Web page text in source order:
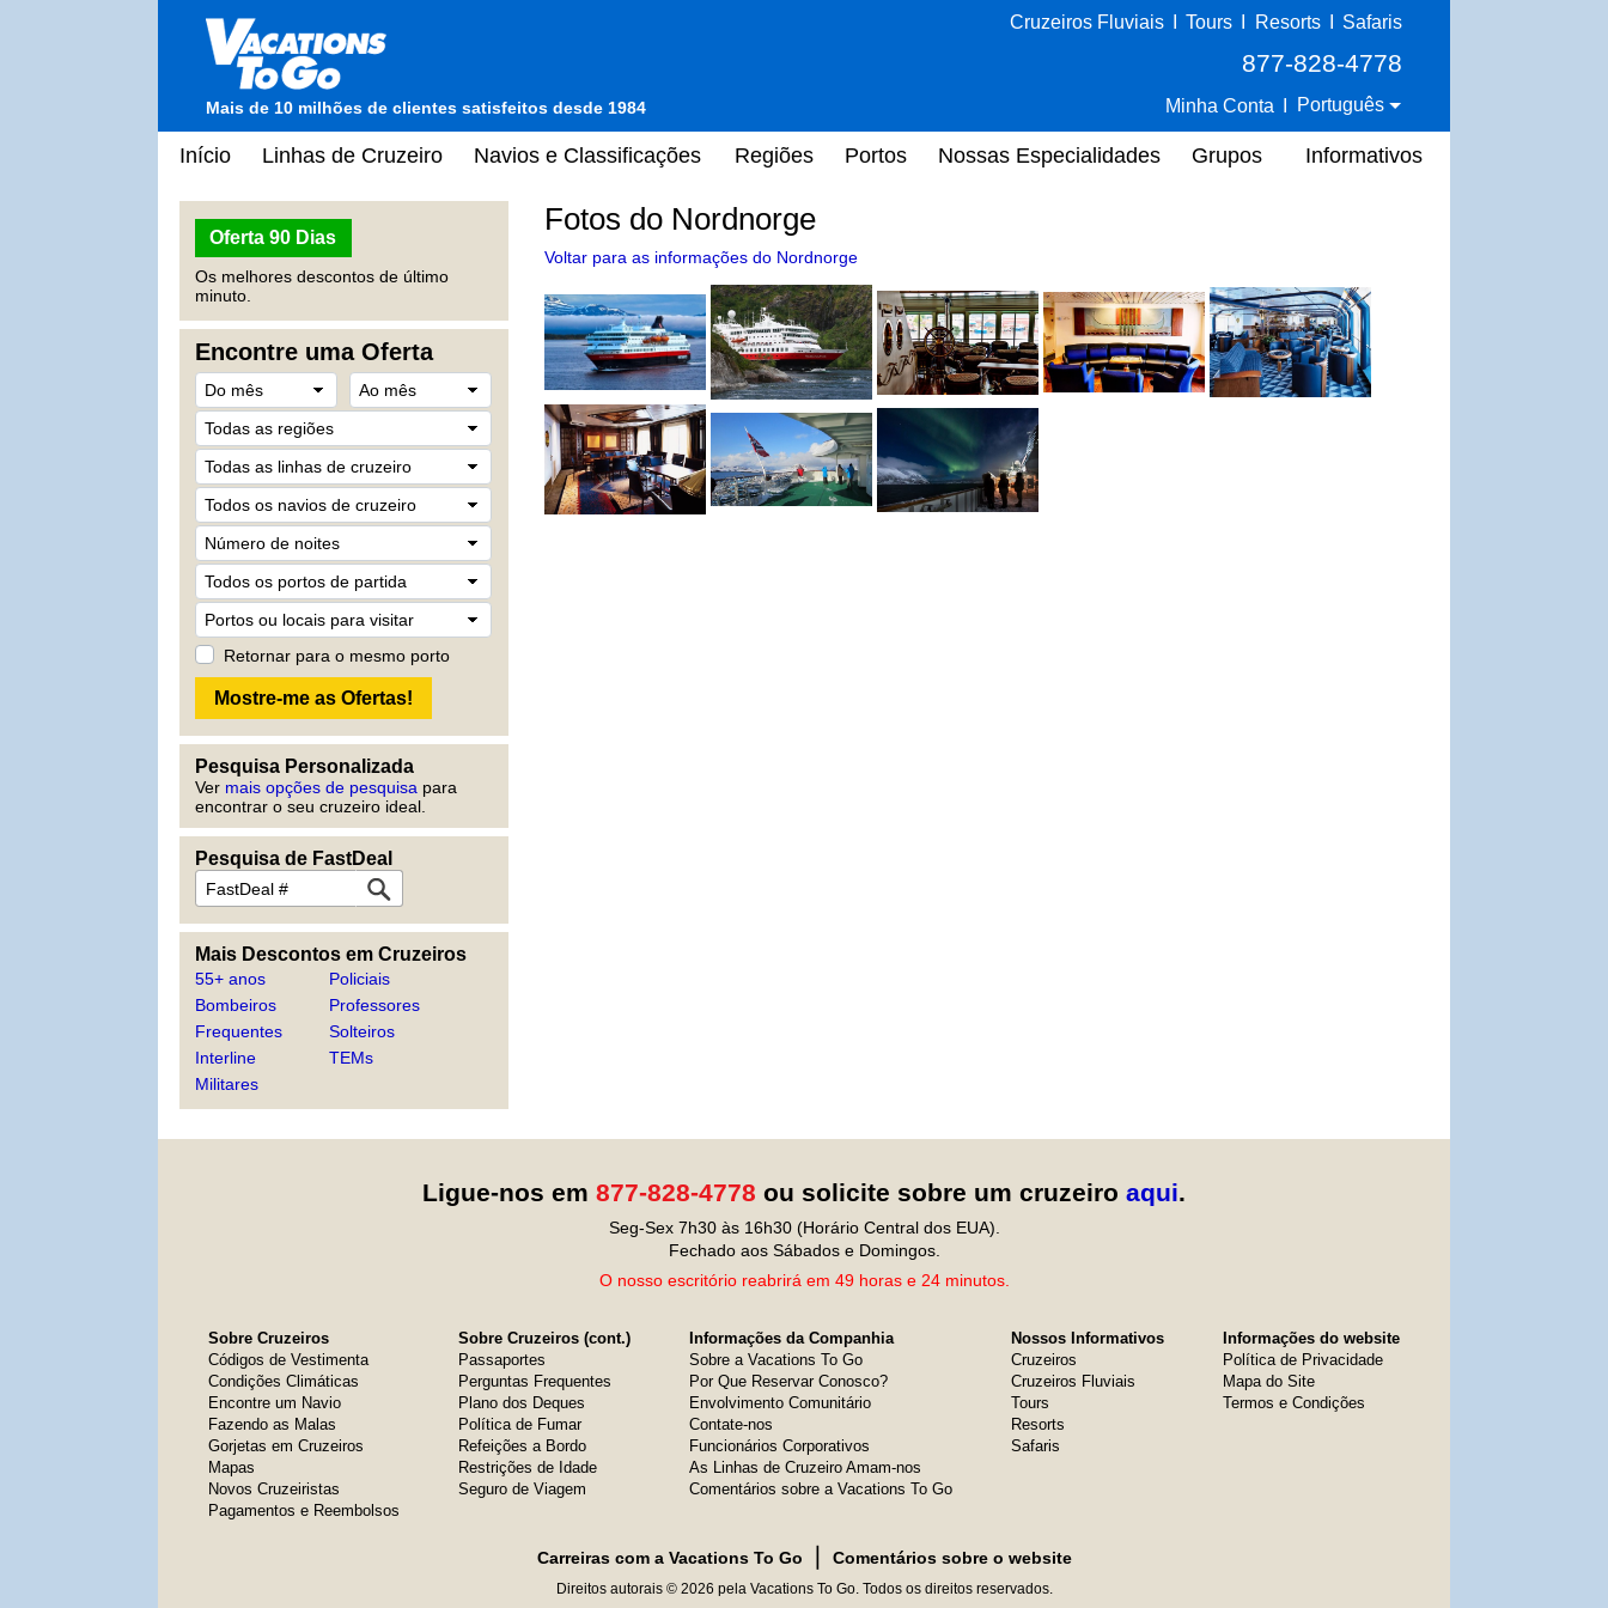
Mais de 10 milhões de clientes satisfeitos desde 1984
Cruzeiros Fluviais Tours Resorts Safaris
877-828-4778
Minha Conta Português
Início Linhas de Cruzeiro Navios e Classificações Regiões Portos Nossas Especialidades Grupos Informativos
Oferta 90 Dias
Os melhores descontos de último
minuto.
Encontre uma Oferta
Retornar para o mesmo porto
Pesquisa Personalizada
Ver mais opções de pesquisa para
encontrar o seu cruzeiro ideal.
Pesquisa de FastDeal
Mais Descontos em Cruzeiros
55+ anos
Bombeiros
Frequentes
Interline
Militares
Policiais
Professores
Solteiros
TEMs
Fotos do Nordnorge
Voltar para as informações do Nordnorge
Ligue-nos em 877-828-4778 ou solicite sobre um cruzeiro aqui.
Seg-Sex 7h30 às 16h30 (Horário Central dos EUA).
Fechado aos Sábados e Domingos.
O nosso escritório reabrirá em 49 horas e 24 minutos.
Sobre Cruzeiros
Códigos de Vestimenta
Condições Climáticas
Encontre um Navio
Fazendo as Malas
Gorjetas em Cruzeiros
Mapas
Novos Cruzeiristas
Pagamentos e Reembolsos
Sobre Cruzeiros (cont.)
Passaportes
Perguntas Frequentes
Plano dos Deques
Política de Fumar
Refeições a Bordo
Restrições de Idade
Seguro de Viagem
Informações da Companhia
Sobre a Vacations To Go
Por Que Reservar Conosco?
Envolvimento Comunitário
Contate-nos
Funcionários Corporativos
As Linhas de Cruzeiro Amam-nos
Comentários sobre a Vacations To Go
Nossos Informativos
Cruzeiros
Cruzeiros Fluviais
Tours
Resorts
Safaris
Informações do website
Política de Privacidade
Mapa do Site
Termos e Condições
Carreiras com a Vacations To Go Comentários sobre o website
Direitos autorais © 2026 pela Vacations To Go. Todos os direitos reservados.